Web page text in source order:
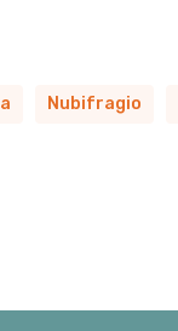
Nubifragio